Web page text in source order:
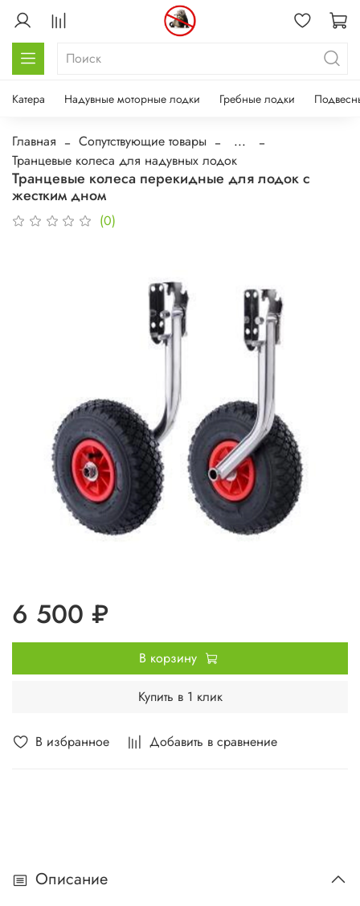
Катера Надувные моторные лодки Гребные лодки
Главная Сопутствующие товары
...
Транцевые колеса для надувных лодок
Транцевые колеса перекидные для лодок с
жестким дном
(0)
В избранное Добавить в сравнение
6 500 ₽
В корзину
Купить в 1 клик
Описание